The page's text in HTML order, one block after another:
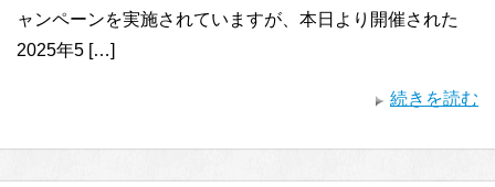
ャンペーンを実施されていますが、本日より開催された
2025年5 […]
続きを読む